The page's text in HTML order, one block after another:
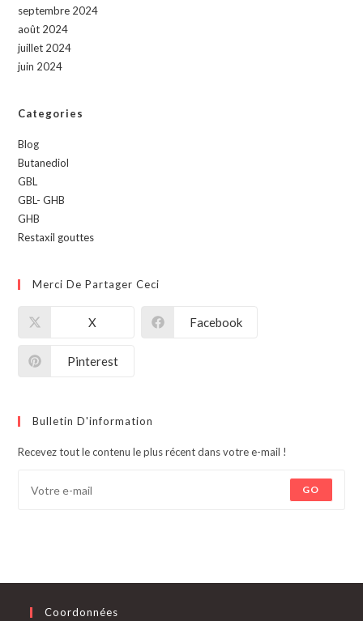
septembre 2024
août 2024
juillet 2024
juin 2024
Categories
Blog
Butanediol
GBL
GBL- GHB
GHB
Restaxil gouttes
Merci De Partager Ceci
X Facebook
Pinterest
Bulletin D'information
Recevez tout le contenu le plus récent dans votre e-mail !
GO
Coordonnées